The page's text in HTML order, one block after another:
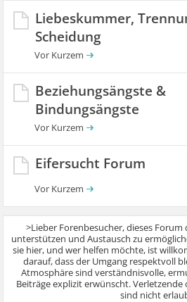
Liebeskummer,
Scheidung
Beziehungsängste &
Bindungsängste
Eifersucht Forum
>Lieber Forenbesucher, dieses
unterstützen und Austausch zu
sie hier, und wer helfen möchte, ist
darauf, dass der Umgang respektvoll
Atmosphäre sind verständnisvolle,
Beiträge explizit erwünscht.
sind nicht